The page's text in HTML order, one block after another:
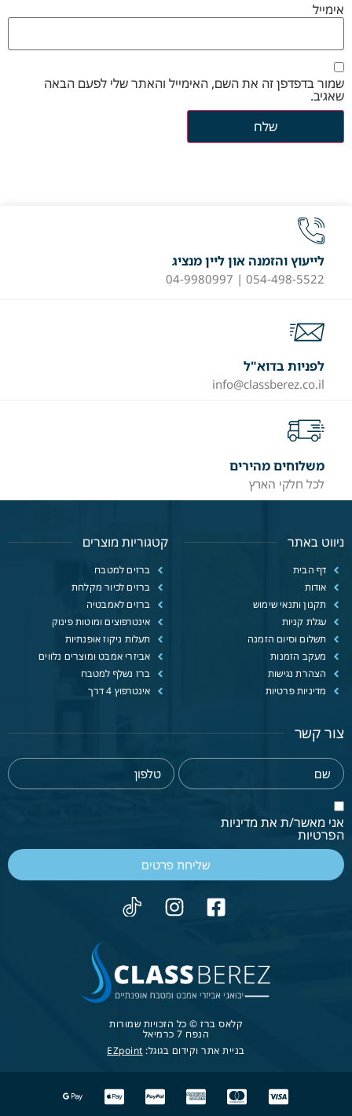
אימייל
שמור בדפדפן זה את השם, האימייל והאתר שלי לפעם הבאה
שאגיב.
לייעוץ והזמנה און ליין מנציג
054-498-5522 | 04-9980997
לפניות בדוא"ל
info@classberez.co.il
משלוחים מהירים
לכל חלקי הארץ
ניווט באתר
דף הבית
אודות
תקנון ותנאי שימוש
עגלת קניות
תשלום וסיום הזמנה
מעקב הזמנות
הצהרת נגישות
מדיניות פרטיות
קטגוריות מוצרים
ברזים למטבח
ברזים לכיור מקלחת
ברזים לאמבטיה
אינטרפוצים ומוטות פינוק
תעלות ניקוז אופנתיות
אביזרי אמבט ומוצרים נלווים
ברז נשלף למטבח
אינטרפוץ 4 דרך
צור קשר
אני מאשר/ת את מדיניות
הפרטיות
שליחת פרטים
קלאס ברז © כל הזכויות שמורות
הנפח 7 כרמיאל
בניית אתר וקידום בגוגל: EZpoint